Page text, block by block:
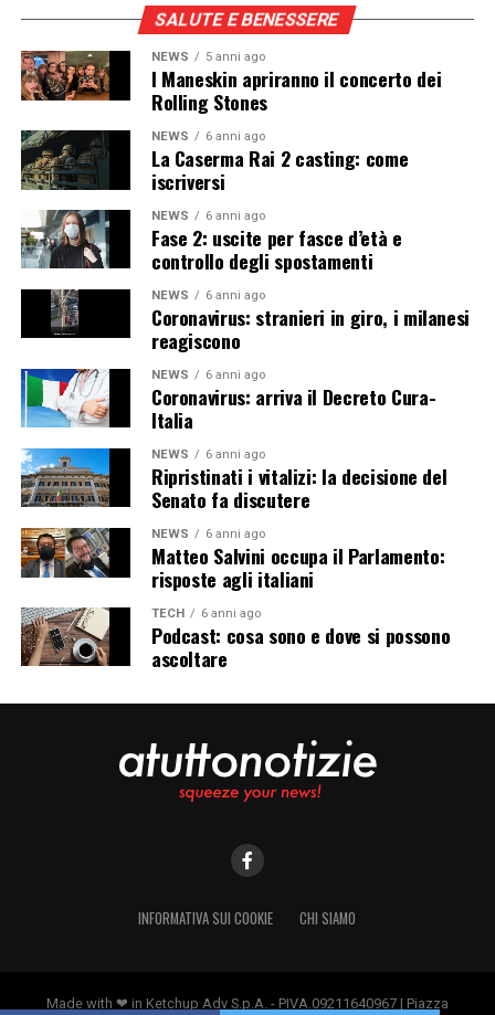
SALUTE E BENESSERE
NEWS 5 anni ago
I Maneskin apriranno il concerto dei
Rolling Stones
NEWS 6 anni ago
La Caserma Rai 2 casting: come
iscriversi
NEWS 6 anni ago
Fase 2: uscite per fasce d’età e
controllo degli spostamenti
NEWS 6 anni ago
Coronavirus: stranieri in giro, i milanesi
reagiscono
NEWS 6 anni ago
Coronavirus: arriva il Decreto Cura-
Italia
NEWS 6 anni ago
Ripristinati i vitalizi: la decisione del
Senato fa discutere
NEWS 6 anni ago
Matteo Salvini occupa il Parlamento:
risposte agli italiani
TECH 6 anni ago
Podcast: cosa sono e dove si possono
ascoltare
INFORMATIVA SUI COOKIE CHI SIAMO
Made with ❤ in Ketchup Adv S.p.A. - PIVA.09211640967 | Piazza